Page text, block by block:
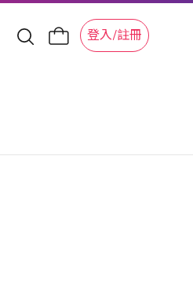
登入/註冊